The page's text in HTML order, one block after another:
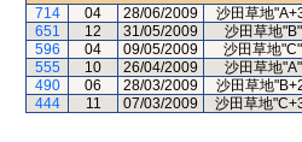
714
04 28/06/2009 沙田草地
651
12 31/05/2009 沙田草地"B"
596
04 09/05/2009 沙田草地"C"
555
10 26/04/2009 沙田草地"A"
490
06 28/03/2009 沙田草地
444
11 07/03/2009 沙田草地